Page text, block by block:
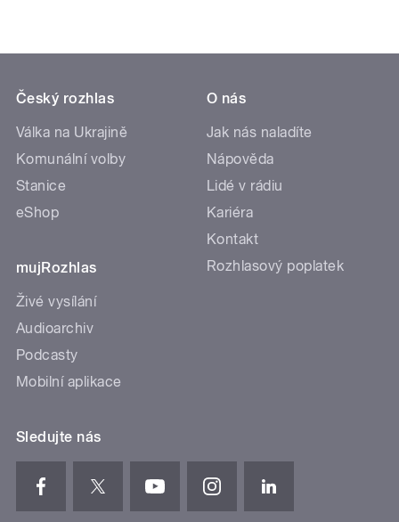
Český rozhlas
Válka na Ukrajině
Komunální volby
Stanice
eShop
mujRozhlas
Živé vysílání
Audioarchiv
Podcasty
Mobilní aplikace
O nás
Jak nás naladíte
Nápověda
Lidé v rádiu
Kariéra
Kontakt
Rozhlasový poplatek
Sledujte nás